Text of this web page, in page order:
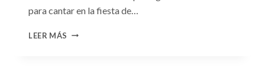
para cantar en la fiesta de…
LEER MÁS CONSULTA